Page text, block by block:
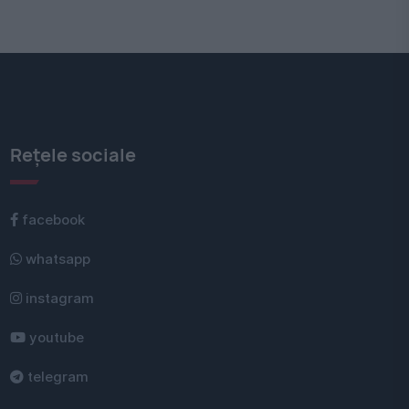
Rețele sociale
facebook
whatsapp
instagram
youtube
telegram